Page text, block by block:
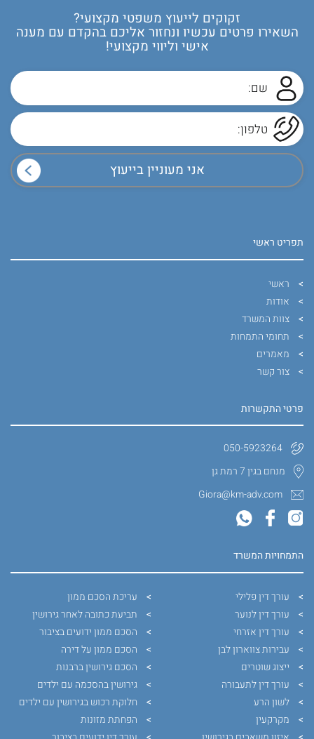
זקוקים לייעוץ משפטי מקצועי?
השאירו פרטים עכשיו ונחזור אליכם בהקדם עם מענה
אישי וליווי מקצועי!
תפריט ראשי
ראשי
אודות
צוות המשרד
תחומי התמחות
מאמרים
צור קשר
התמחויות המשרד
עורך דין פלילי
עורך דין לנוער
עורך דין אזרחי
עבירות צווארון לבן
ייצוג שוטרים
עורך דין לתעבורה
לשון הרע
מקרקעין
עריכת הסכם ממון
תביעת כתובה לאחר גירושין
הסכם ממון ידועים בציבור
הסכם ממון על דירה
הסכם גירושין ברבנות
גירושין בהסכמה עם ילדים
חלוקת רכוש בגירושין עם ילדים
הפחתת מזונות
פרטי התקשרות
050-5923264
מנחם בגין 7 רמת גן
Giora@km-adv.com